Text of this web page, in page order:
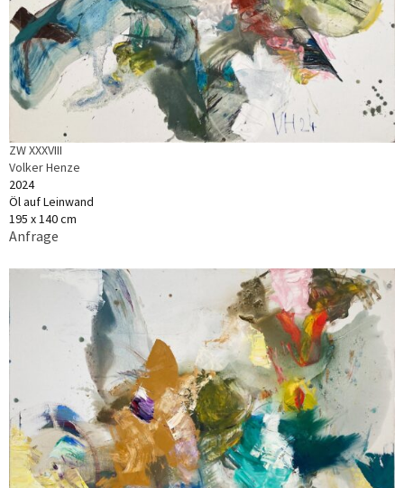
ZW XXXVIII
Volker Henze
2024
Öl auf Leinwand
195 x 140 cm
Anfrage